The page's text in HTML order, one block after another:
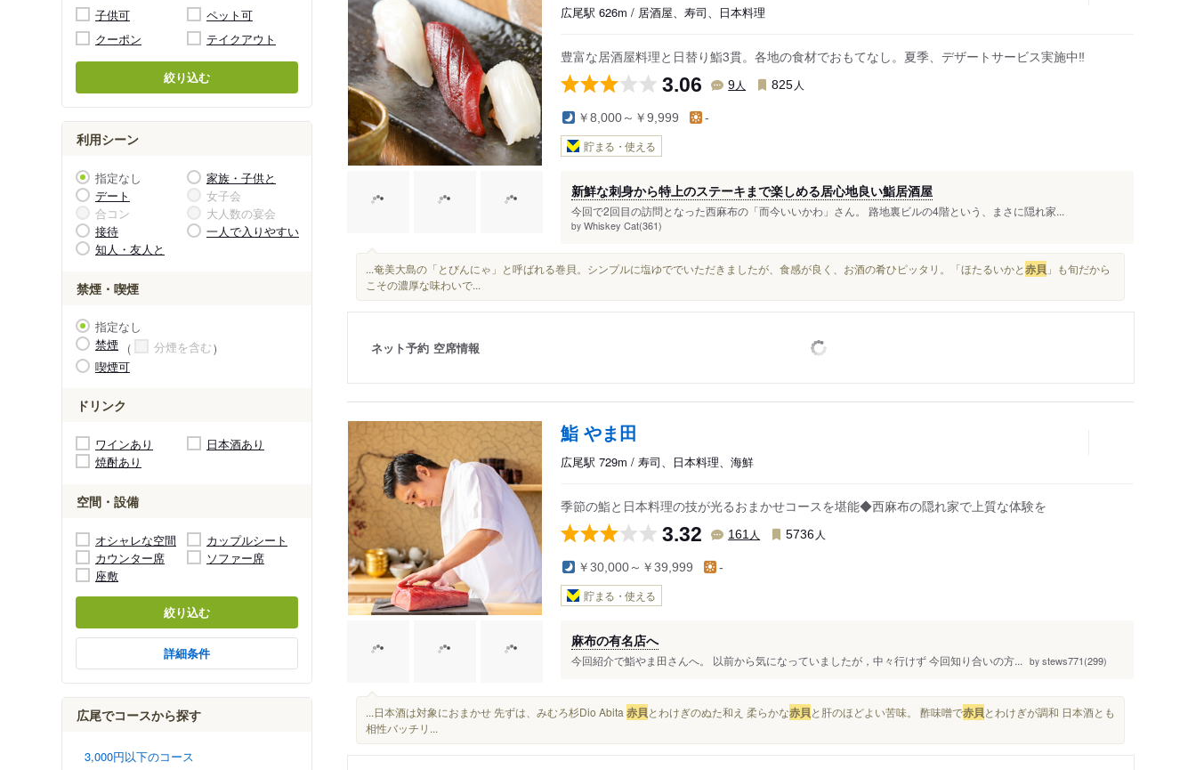
子供可
ペット可
クーポン
テイクアウト
絞り込む
利用シーン
指定なし
家族・子供と
デート
女子会
合コン
大人数の宴会
接待
一人で入りやすい
知人・友人と
禁煙・喫煙
指定なし
禁煙
分煙を含む
喫煙可
ドリンク
ワインあり
日本酒あり
焼酎あり
空間・設備
オシャレな空間
カップルシート
カウンター席
ソファー席
座敷
絞り込む
詳細条件
広尾でコースから探す
3,000円以下のコース
広尾駅 626m / 居酒屋、寿司、日本料理
豊富な居酒屋料理と日替り鮨3貫。各地の食材でおもてなし。夏季、デザートサービス実施中‼
3.06 9人 825 人
￥8,000～￥9,999 -
貯まる・使える
新鮮な刺身から特上のステーキまで楽しめる居心地良い鮨居酒屋
今回で2回目の訪問となった西麻布の「而今いいかわ」さん。 路地裏ビルの4階という、まさに隠れ家...
by Whiskey Cat(361)
...奄美大島の「とびんにゃ」と呼ばれる巻貝。シンプルに塩ゆででいただきましたが、食感が良く、お酒の肴ひピッタリ。「ほたるいかと赤貝 」も旬だから
こその濃厚な味わいで...
ネット予約 空席情報
鮨 やま田
広尾駅 729m / 寿司、日本料理、海鮮
季節の鮨と日本料理の技が光るおまかせコースを堪能◆西麻布の隠れ家で上質な体験を
3.32 161 人 5736 人
￥30,000～￥39,999 -
貯まる・使える
麻布の有名店へ
今回紹介で鮨やま田さんへ。 以前から気になっていましたが，中々行けず 今回知り合いの方... by stews771(299)
...日本酒は対象におまかせ 先ずは、みむろ杉Dio Abita 赤貝とわけぎのぬた和え 柔らかな赤貝と肝のほどよい苦味。 酢味噌で赤貝とわけぎが調和 日本酒とも
相性バッチリ...